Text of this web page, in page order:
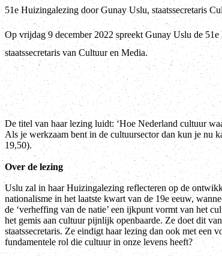
51e Huizingalezing door Gunay Uslu, staatssecretaris
Op vrijdag 9 december 2022 spreekt Gunay Uslu de
staatssecretaris van Cultuur en Media.
De titel van haar lezing luidt: ‘Hoe Nederland cultuur
Als je werkzaam bent in de cultuursector dan kun je nu
19,50).
Over de lezing
Uslu zal in haar Huizingalezing reflecteren op de
nationalisme in het laatste kwart van de 19e eeuw,
de ‘verheffing van de natie’ een ijkpunt vormt van het
het gemis aan cultuur pijnlijk openbaarde. Ze doet dit
staatssecretaris. Ze eindigt haar lezing dan ook met een
fundamentele rol die cultuur in onze levens heeft?